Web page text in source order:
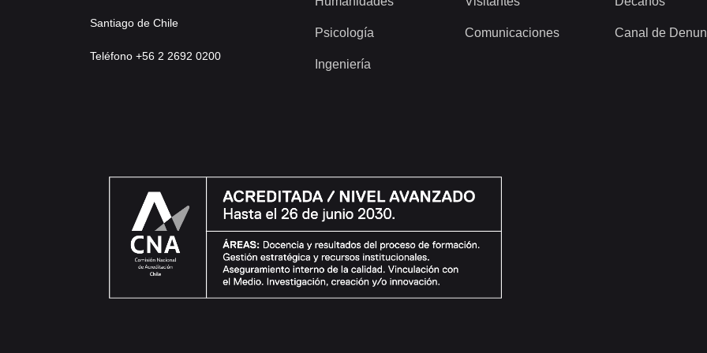
Santiago de Chile
Teléfono +56 2 2692 0200
Psicología
Ingeniería
Comunicaciones Canal de